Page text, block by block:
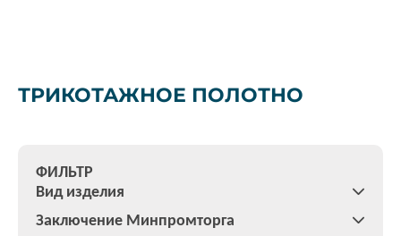
ТРИКОТАЖНОЕ ПОЛОТНО
ФИЛЬТР
Вид изделия
Заключение Минпромторга